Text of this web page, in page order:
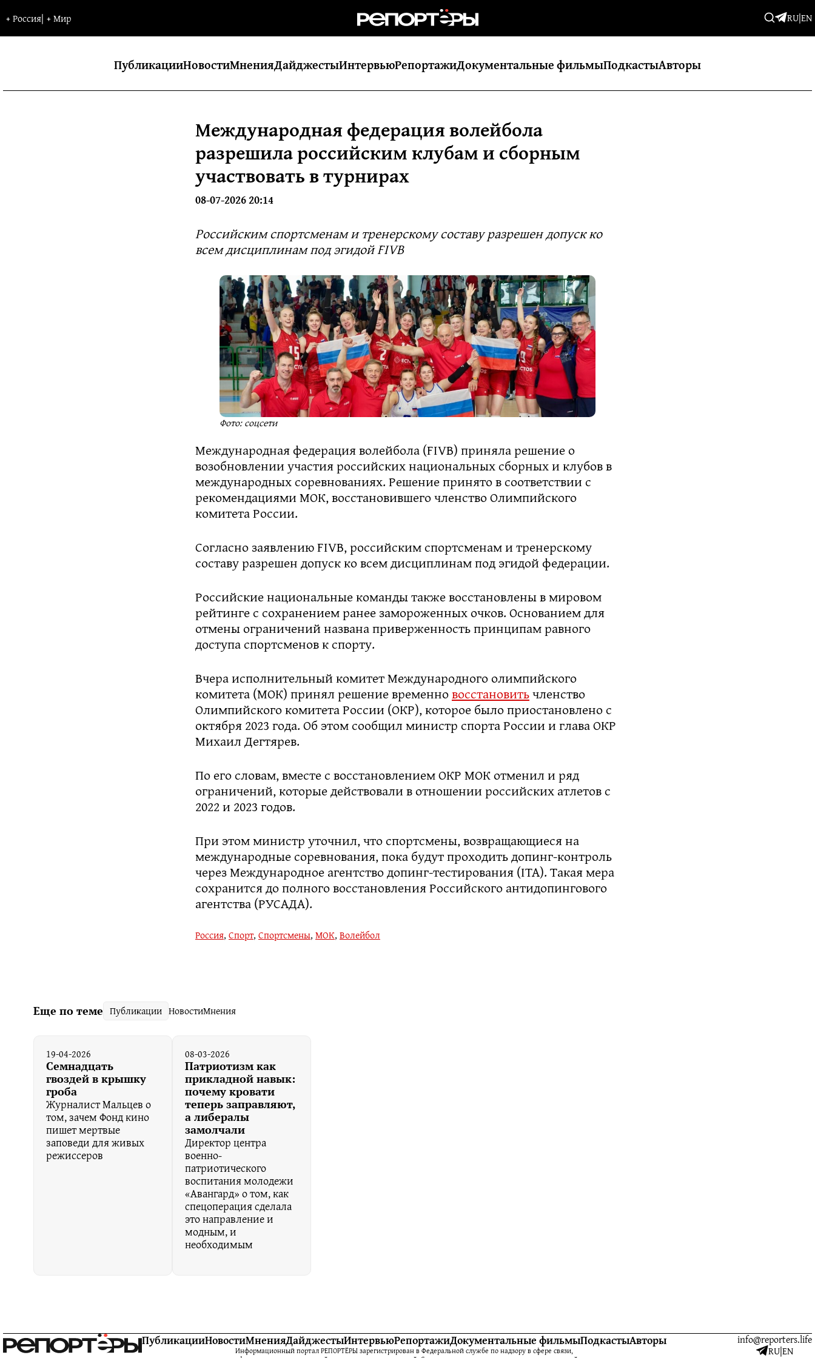
+Россия| +Мир RU|EN
ПубликацииНовостиМненияДайджестыИнтервьюРепортажиДокументальные фильмыПодкастыАвторы
Международная федерация волейбола
разрешила российским клубам и сборным
участвовать в турнирах
08-07-2026 20:14
Российским спортсменам и тренерскому составу разрешен допуск ко
всем дисциплинам под эгидой FIVB
Фото: соцсети
Международная федерация волейбола (FIVB) приняла решение о
возобновлении участия российских национальных сборных и клубов в
международных соревнованиях. Решение принято в соответствии с
рекомендациями МОК, восстановившего членство Олимпийского
комитета России.
Согласно заявлению FIVB, российским спортсменам и тренерскому
составу разрешен допуск ко всем дисциплинам под эгидой федерации.
Российские национальные команды также восстановлены в мировом
рейтинге с сохранением ранее замороженных очков. Основанием для
отмены ограничений названа приверженность принципам равного
доступа спортсменов к спорту.
Вчера исполнительный комитет Международного олимпийского
комитета (МОК) принял решение временновосстановитьчленство
Олимпийского комитета России (ОКР), которое было приостановлено с
октября 2023 года. Об этом сообщил министр спорта России и глава ОКР
Михаил Дегтярев.
По его словам, вместе с восстановлением ОКР МОК отменил и ряд
ограничений, которые действовали в отношении российских атлетов с
2022 и 2023 годов.
При этом министр уточнил, что спортсмены, возвращающиеся на
международные соревнования, пока будут проходить допинг-контроль
через Международное агентство допинг-тестирования (ITA). Такая мера
сохранится до полного восстановления Российского антидопингового
агентства (РУСАДА).
Россия, Спорт, Спортсмены, МОК, Волейбол
Еще по теме Публикации НовостиМнения
19-04-2026
Семнадцать
гвоздей в крышку
гроба
Журналист Мальцев о
том, зачем Фонд кино
пишет мертвые
заповеди для живых
режиссеров
08-03-2026
Патриотизм как
прикладной навык:
почему кровати
теперь заправляют,
а либералы
замолчали
Директор центра
военно-
патриотического
воспитания молодежи
«Авангард» о том, как
спецоперация сделала
это направление и
модным, и
необходимым
ПубликацииНовостиМненияДайджестыИнтервьюРепортажиДокументальные фильмыПодкастыАвторы
Информационный портал РЕПОРТЁРЫ зарегистрирован в Федеральной службе по надзору в сфере связи,
info@reporters.life
RU|EN